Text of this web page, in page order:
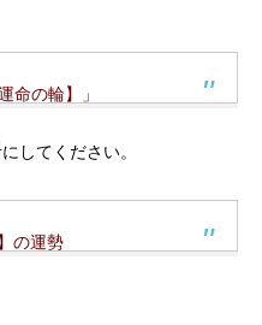
命の輪】」
してください。
の運勢